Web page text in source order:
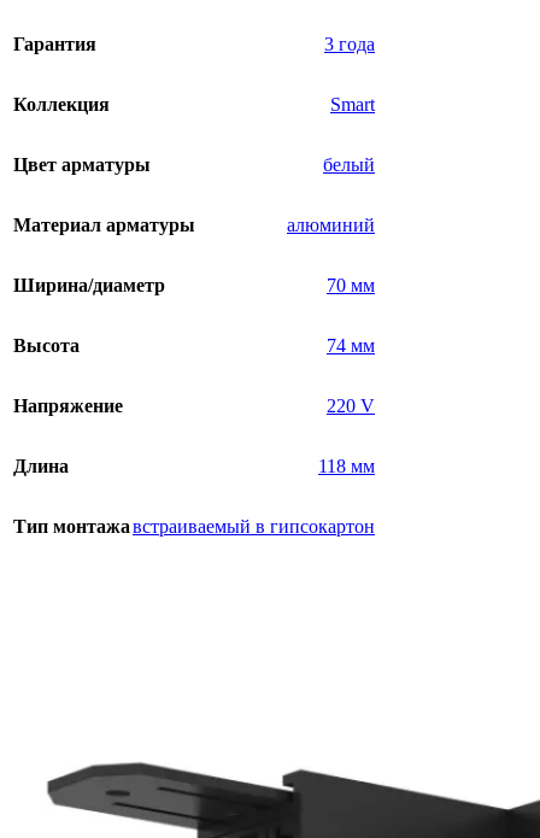
Гарантия 3 года
Коллекция Smart
Цвет арматуры белый
Материал арматуры алюминий
Ширина/диаметр 70 мм
Высота 74 мм
Напряжение 220 V
Длина 118 мм
Тип монтажавстраиваемый в гипсокартон